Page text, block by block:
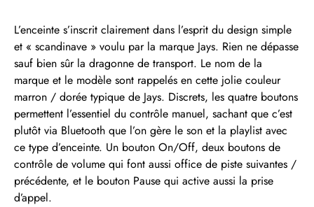
L’enceinte s’inscrit clairement dans l’esprit du design simple
et « scandinave » voulu par la marque Jays. Rien ne dépasse
sauf bien sûr la dragonne de transport. Le nom de la
marque et le modèle sont rappelés en cette jolie couleur
marron / dorée typique de Jays. Discrets, les quatre boutons
permettent l’essentiel du contrôle manuel, sachant que c’est
plutôt via Bluetooth que l’on gère le son et la playlist avec
ce type d’enceinte. Un bouton On/Off, deux boutons de
contrôle de volume qui font aussi office de piste suivantes /
précédente, et le bouton Pause qui active aussi la prise
d’appel.